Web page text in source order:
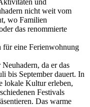
und
nicht weit vom
wo Familien
das renommierte
für eine Ferienwohnung
da er das
bis September dauert. In
lokale Kultur erleben,
Festivals
Das warme